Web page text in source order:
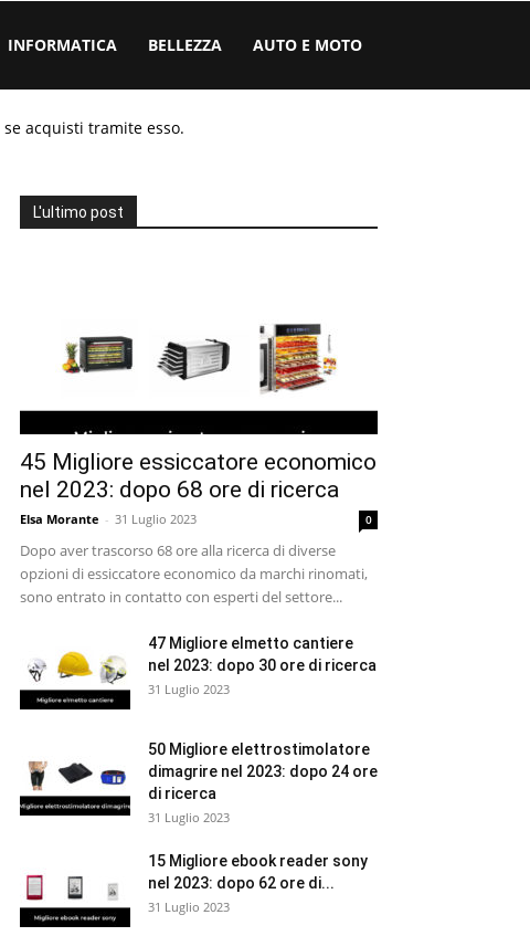
INFORMATICA BELLEZZA AUTO E MOTO
acquisti tramite esso.
L'ultimo post
45 Migliore essiccatore economico
nel 2023: dopo 68 ore di ricerca
Elsa Morante - 31 Luglio 2023 0
Dopo aver trascorso 68 ore alla ricerca di diverse
opzioni di essiccatore economico da marchi rinomati,
sono entrato in contatto con esperti del settore...
47 Migliore elmetto cantiere
nel 2023: dopo 30 ore di ricerca
31 Luglio 2023
50 Migliore elettrostimolatore
dimagrire nel 2023: dopo 24 ore
di ricerca
31 Luglio 2023
15 Migliore ebook reader sony
nel 2023: dopo 62 ore di...
31 Luglio 2023